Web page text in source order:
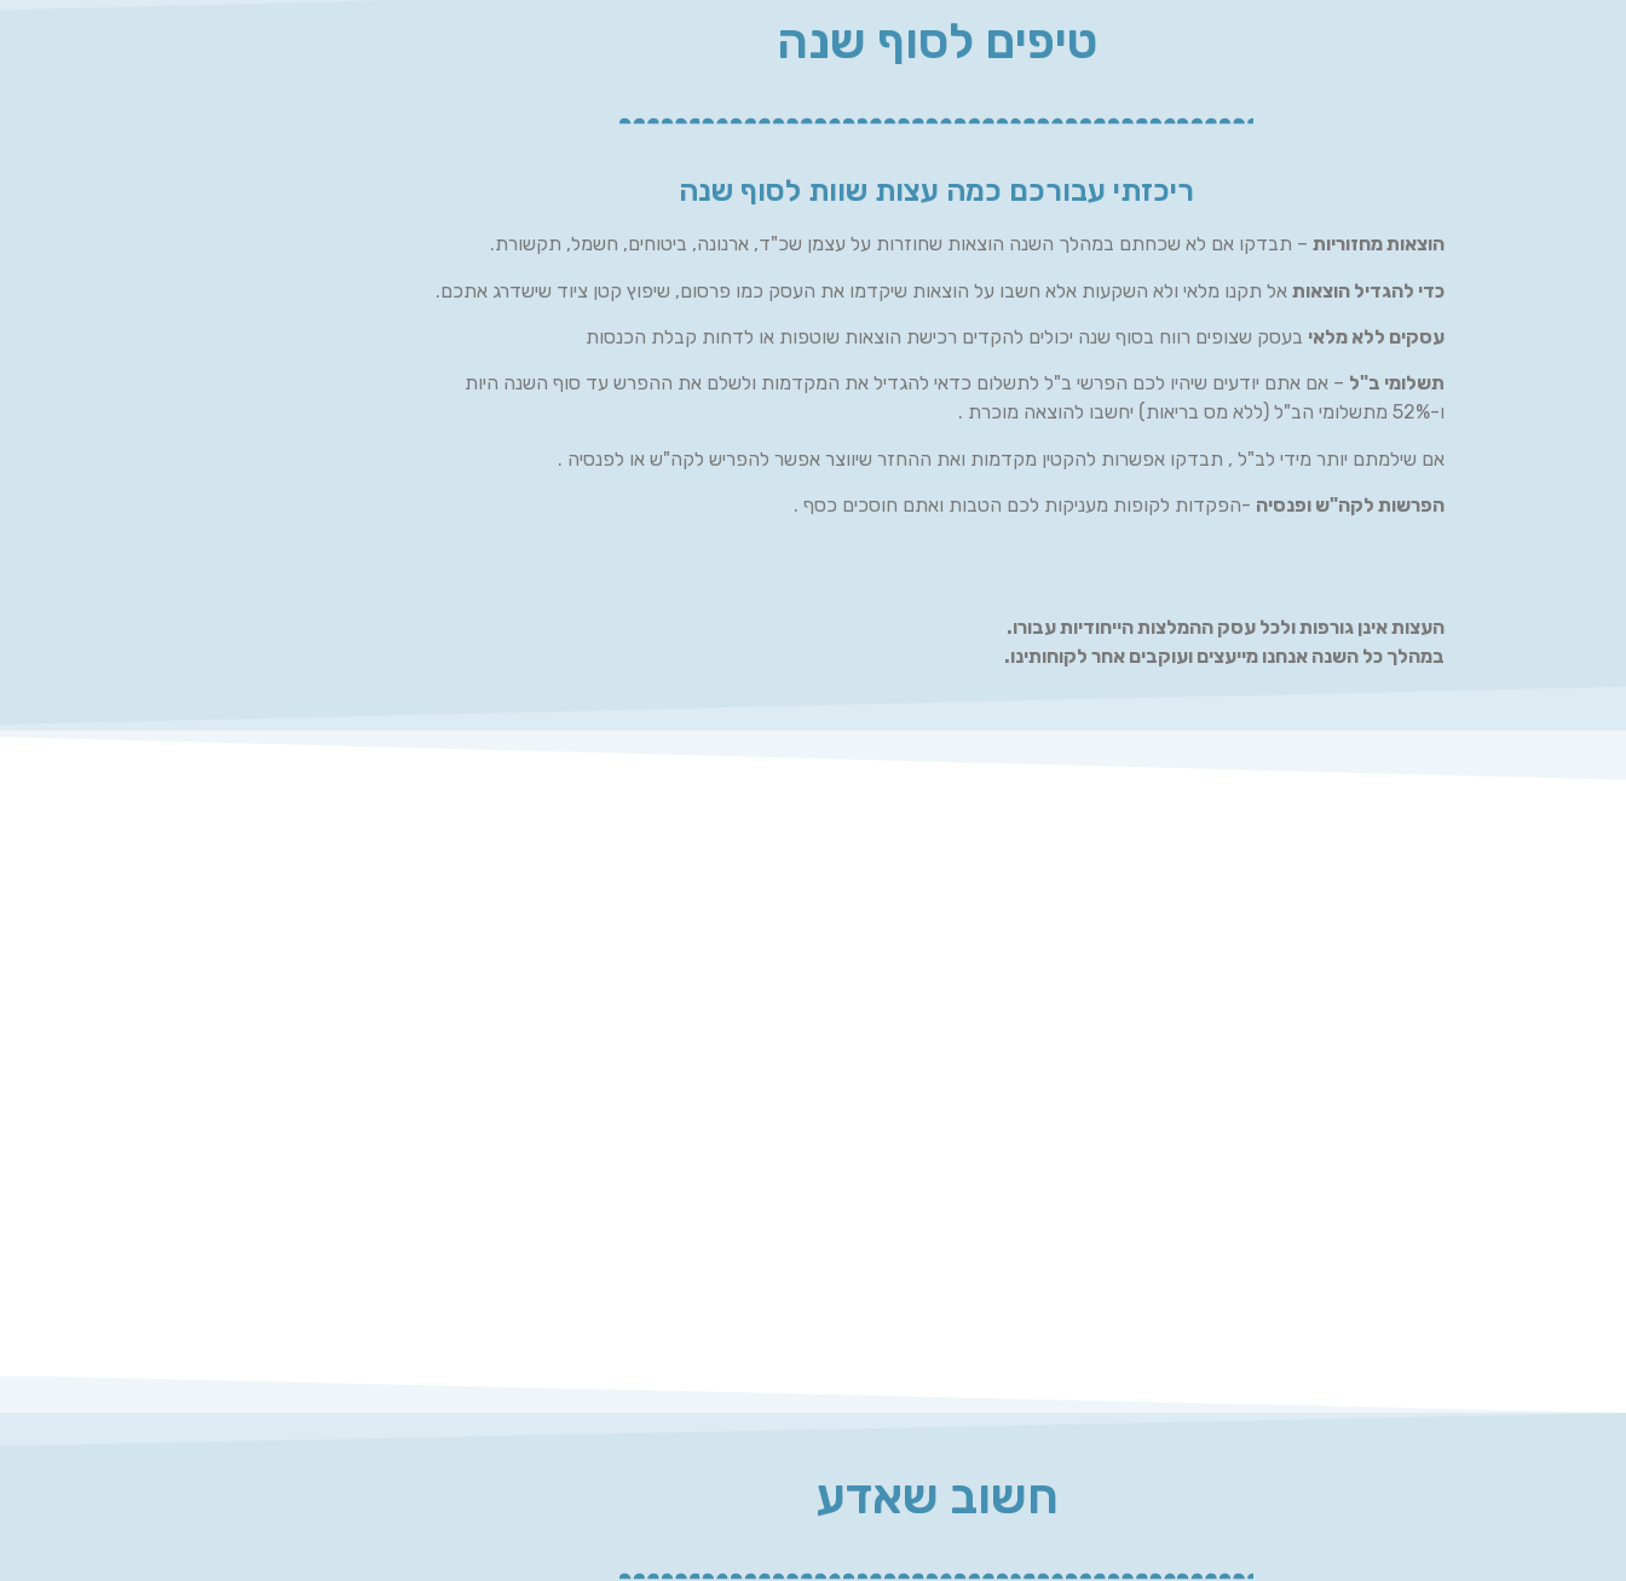
טיפים לסוף שנה
ריכזתי עבורכם כמה עצות שוות לסוף שנה
הוצאות מחזוריות – תבדקו אם לא שכחתם במהלך השנה הוצאות שחוזרות על עצמן שכ"ד, ארנונה, ביטוחים, חשמל, תקשורת.
כדי להגדיל הוצאות אל תקנו מלאי ולא השקעות אלא חשבו על הוצאות שיקדמו את העסק כמו פרסום, שיפוץ קטן ציוד שישדרג אתכם.
עסקים ללא מלאי בעסק שצופים רווח בסוף שנה יכולים להקדים רכישת הוצאות שוטפות או לדחות קבלת הכנסות
תשלומי ב"ל – אם אתם יודעים שיהיו לכם הפרשי ב"ל לתשלום כדאי להגדיל את המקדמות ולשלם את ההפרש עד סוף השנה היות
ו-52% מתשלומי הב"ל (ללא מס בריאות) יחשבו להוצאה מוכרת .
אם שילמתם יותר מידי לב"ל , תבדקו אפשרות להקטין מקדמות ואת ההחזר שיווצר אפשר להפריש לקה"ש או לפנסיה .
הפרשות לקה"ש ופנסיה -הפקדות לקופות מעניקות לכם הטבות ואתם חוסכים כסף .
העצות אינן גורפות ולכל עסק ההמלצות הייחודיות עבורו.
במהלך כל השנה אנחנו מייעצים ועוקבים אחר לקוחותינו.
חשוב שאדע